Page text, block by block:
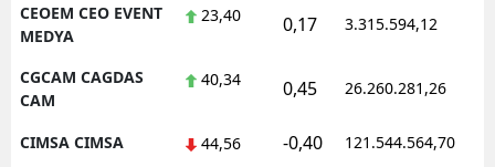
CEOEM CEO EVENT
MEDYA
23,40 0,17 3.315.594,12
CGCAM CAGDAS
CAM
40,34 0,45 26.260.281,26
CIMSA CIMSA 44,56 -0,40 121.544.564,70